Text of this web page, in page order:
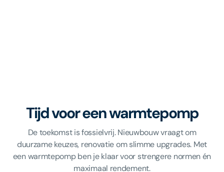
Tijd voor een warmtepomp
De toekomst is fossielvrij. Nieuwbouw vraagt om
duurzame keuzes, renovatie om slimme upgrades. Met
een warmtepomp ben je klaar voor strengere normen én
maximaal rendement.